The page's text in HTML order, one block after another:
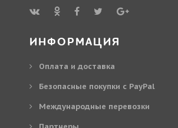
ИНФОРМАЦИЯ
Оплата и доставка
Безопасные покупки с PayPal
Международные перевозки